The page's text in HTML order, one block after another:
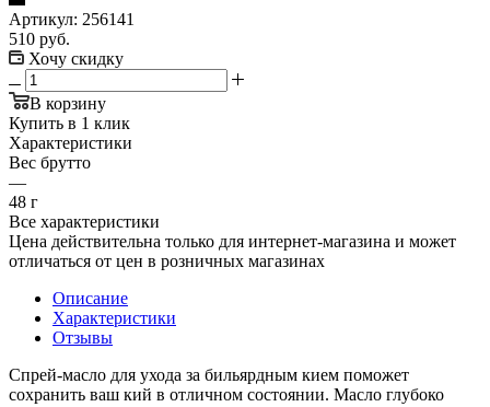
Артикул: 256141
510 руб.
Хочу скидку
В корзину
Купить в 1 клик
Характеристики
Вес брутто
—
48 г
Все характеристики
Цена действительна только для интернет-магазина и может
отличаться от цен в розничных магазинах
Описание
Характеристики
Отзывы
Спрей-масло для ухода за бильярдным кием поможет
сохранить ваш кий в отличном состоянии. Масло глубоко